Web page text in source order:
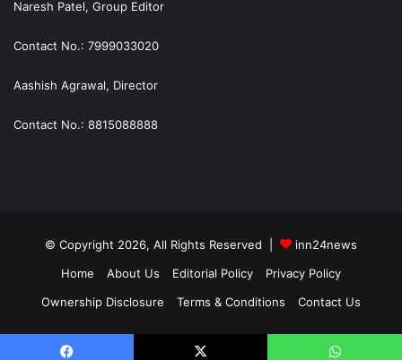
Naresh Patel, Group Editor
Contact No.: 7999033020
Aashish Agrawal, Director
Contact No.: 8815088888
© Copyright 2026, All Rights Reserved |
inn24news
Home
About Us Editorial Policy
Privacy Policy
Ownership Disclosure
Terms & Conditions Contact Us